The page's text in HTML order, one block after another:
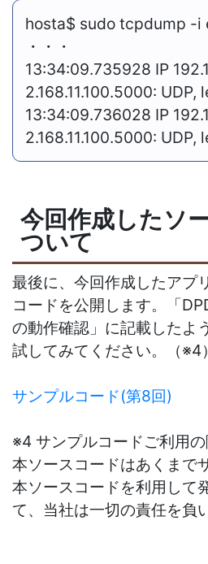
hosta$ sudo tcpdump -i
・・・
13:34:09.735928 IP
2.168.11.100.5000: UDP,
13:34:09.736028 IP
2.168.11.100.5000: UDP,
今回作成したソ
ついて
最後に、今回作成したアプ
コードを公開します。「
の動作確認」に記載したよ
試してみてください。（※4）
サンプルコード(第8回)
※4 サンプルコードご利用
本ソースコードはあくまで
本ソースコードを利用して
て、当社は一切の責任を負